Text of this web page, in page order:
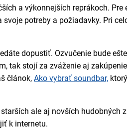
a výkonnejších reprákoch. Pre
potreby a požiadavky. Pri
dopustiť. Ozvučenie bude ešte
tak stojí za zváženie aj
článok, Ako vybrať soundbar,
ale aj novších hudobných
k internetu.